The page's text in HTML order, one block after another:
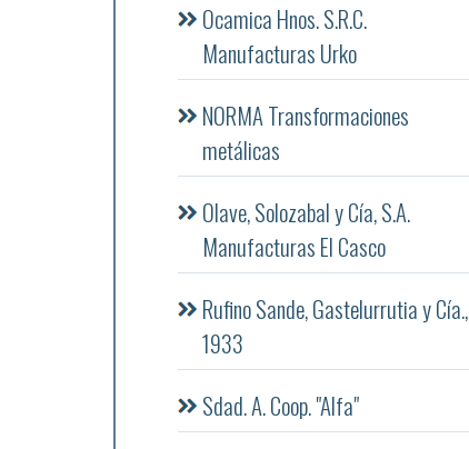
Ocamica Hnos. S.R.C.
Manufacturas Urko
NORMA Transformaciones
metálicas
Olave, Solozabal y Cía, S.A.
Manufacturas El Casco
Rufino Sande, Gastelurrutia y Cía.,
1933
Sdad. A. Coop. "Alfa"